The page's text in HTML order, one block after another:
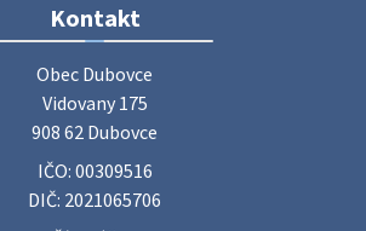
Medera
Únie žien Slovenska Dubovce
členky, ich rodinných príslušníkov aj
zájazd na termálne kúpalisko
Kontakt
Obec Dubovce
Vidovany 175
908 62 Dubovce
IČO: 00309516
DIČ: 2021065706